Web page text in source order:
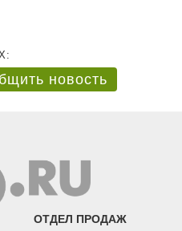
новость
ОТДЕЛ ПРОДАЖ